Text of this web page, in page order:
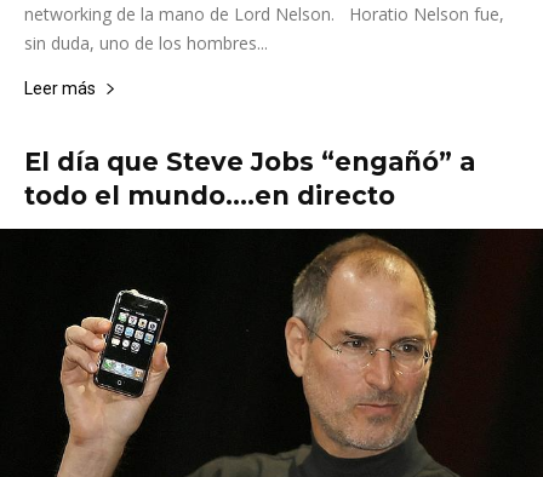
networking de la mano de Lord Nelson. Horatio Nelson fue,
sin duda, uno de los hombres...
Leer más
El día que Steve Jobs “engañó” a
todo el mundo….en directo